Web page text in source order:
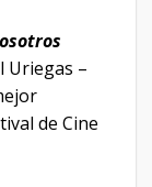
Uriegas –
de Cine